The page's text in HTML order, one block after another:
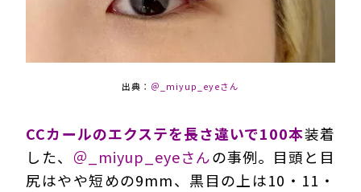
出典： ＠_miyup_eyeさん
CCカールのエクステを長さ違いで100本装着
した、 ＠_miyup_eyeさんの事例。目頭と目
尻はやや短めの9mm、黒目の上は10・11・